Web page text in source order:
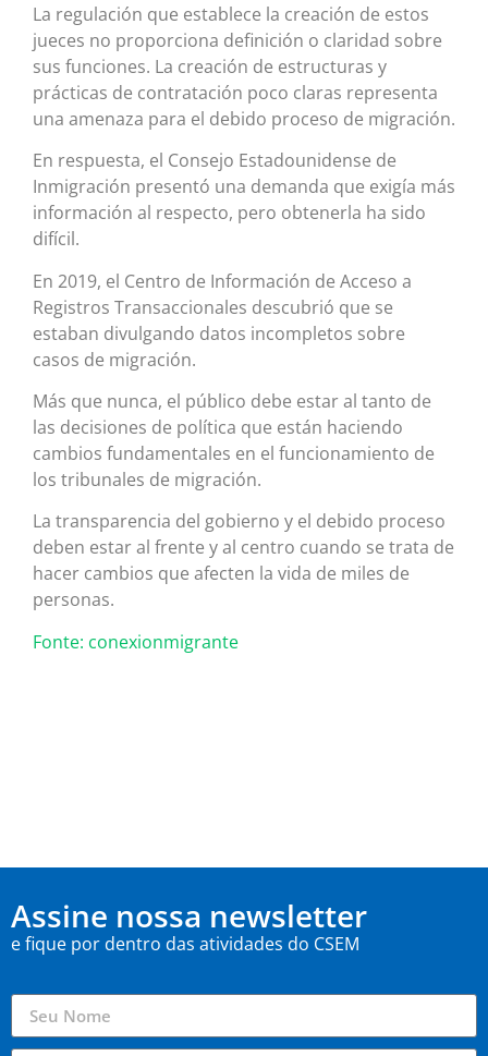
La regulación que establece la creación de estos
jueces no proporciona definición o claridad sobre
sus funciones. La creación de estructuras y
prácticas de contratación poco claras representa
una amenaza para el debido proceso de migración.
En respuesta, el Consejo Estadounidense de
Inmigración presentó una demanda que exigía más
información al respecto, pero obtenerla ha sido
difícil.
En 2019, el Centro de Información de Acceso a
Registros Transaccionales descubrió que se
estaban divulgando datos incompletos sobre
casos de migración.
Más que nunca, el público debe estar al tanto de
las decisiones de política que están haciendo
cambios fundamentales en el funcionamiento de
los tribunales de migración.
La transparencia del gobierno y el debido proceso
deben estar al frente y al centro cuando se trata de
hacer cambios que afecten la vida de miles de
personas.
Fonte: conexionmigrante
Assine nossa newsletter
e fique por dentro das atividades do CSEM